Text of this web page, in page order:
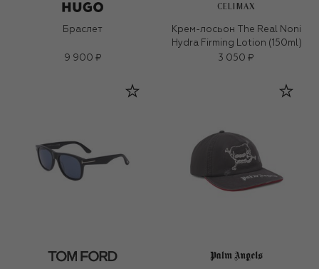
Браслет
9 900 ₽
CELIMAX
Крем-лосьон The Real Noni
Hydra Firming Lotion (150ml)
3 050 ₽